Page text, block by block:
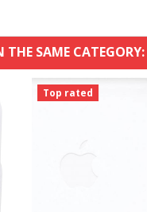
THE SAME CATEGORY:
Top rated